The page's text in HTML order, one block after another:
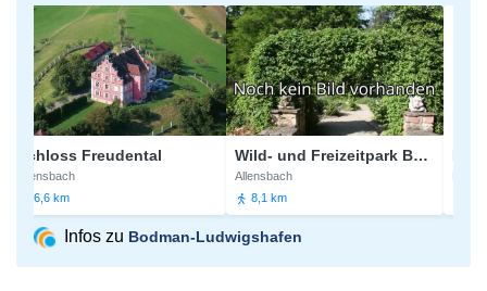
Schloss Freudental
Allensbach
6,6 km
Wild- und Freizeitpark Bodanrück
Allensbach
8,1 km
Infos zu Bodman-Ludwigshafen